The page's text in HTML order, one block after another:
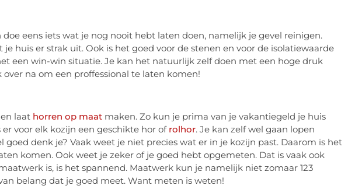
doe eens iets wat je nog nooit hebt laten doen, namelijk je gevel reinigen.
huis er strak uit. Ook is het goed voor de stenen en voor de isolatiewaarde
een win-win situatie. Je kan het natuurlijk zelf doen met een hoge druk
na om een proffessional te laten komen!
laat horren op maatmaken. Zo kun je prima van je vakantiegeld je huis
voor elk kozijn een geschikte hor of rolhor. Je kan zelf wel gaan lopen
goed denk je? Vaak weet je niet precies wat er in je kozijn past. Daarom is het
komen. Ook weet je zeker of je goed hebt opgemeten. Dat is vaak ook
is, is het spannend. Maatwerk kun je namelijk niet zomaar 123
belang dat je goed meet. Want meten is weten!